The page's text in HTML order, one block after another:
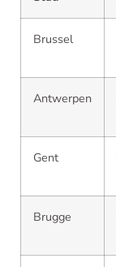
Brussel
Antwerpen
Gent
Brugge